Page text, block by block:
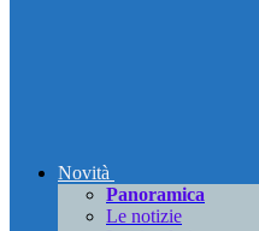
Novità
Panoramica
Le notizie